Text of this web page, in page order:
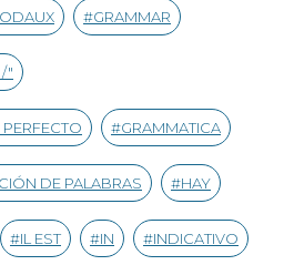
GRAMMAR
/"
GRAMMATICA
DE PALABRAS HAY
IL EST IN INDICATIVO